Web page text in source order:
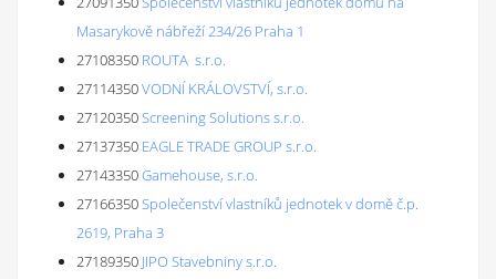
Masarykově nábřeží 234/26 Praha 1
27108350 ROUTA s.r.o.
27114350VODNÍ KRÁLOVSTVÍ, s.r.o.
27120350Screening Solutions s.r.o.
27137350 EAGLE TRADE GROUP s.r.o.
27143350Gamehouse, s.r.o.
27166350Společenství vlastníků jednotek v domě č.p.
2619, Praha 3
27189350 JIPO Stavebniny s.r.o.